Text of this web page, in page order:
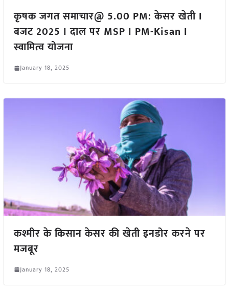
कृषक जगत समाचार@ 5.00 PM: केसर खेती I
बजट 2025 I दाल पर MSP I PM-Kisan I
स्वामित्व योजना
January 18, 2025
कश्मीर के किसान केसर की खेती इनडोर करने पर
मजबूर
January 18, 2025